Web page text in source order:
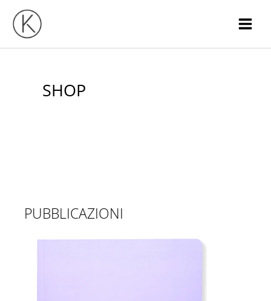
contenuto
SHOP
PUBBLICAZIONI